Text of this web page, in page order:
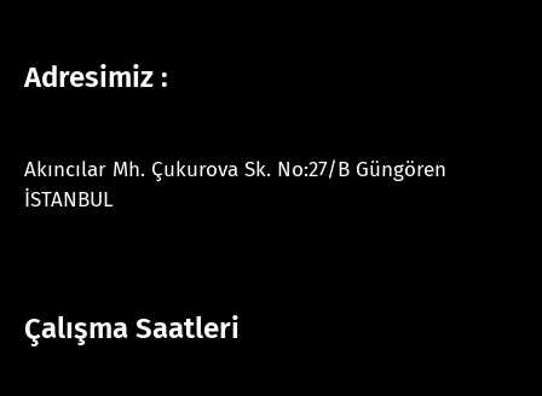
Adresimiz :
Akıncılar Mh. Çukurova Sk. No:27/B Güngören
İSTANBUL
Çalışma Saatleri